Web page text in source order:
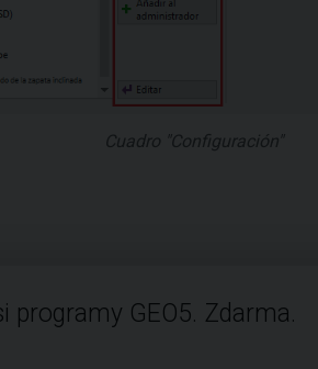
Cuadro "Configuración"
programy GEO5. Zdarma.